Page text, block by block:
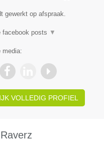
gewerkt op afspraak.
facebook posts ▼
media:
VOLLEDIG PROFIEL